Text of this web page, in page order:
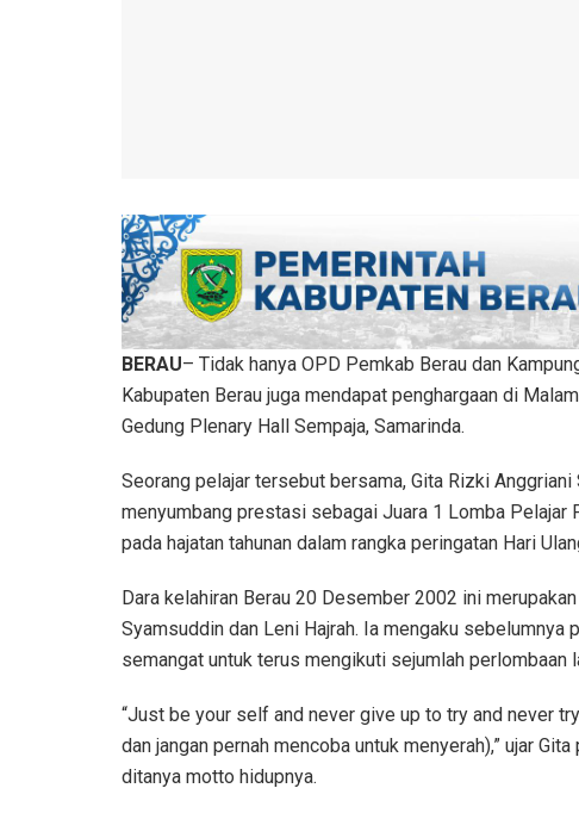
BERAU– Tidak hanya OPD Pemkab Berau dan
Kabupaten Berau juga mendapat penghargaan di
Gedung Plenary Hall Sempaja, Samarinda.
Seorang pelajar tersebut bersama, Gita Rizki
menyumbang prestasi sebagai Juara 1 Lomba
pada hajatan tahunan dalam rangka peringatan Hari
Dara kelahiran Berau 20 Desember 2002 ini
Syamsuddin dan Leni Hajrah. Ia mengaku sebelumnya
semangat untuk terus mengikuti sejumlah perlombaan
“Just be your self and never give up to try and never
dan jangan pernah mencoba untuk menyerah),” ujar
ditanya motto hidupnya.